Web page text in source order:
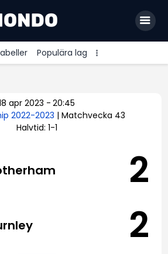
Populära lag
apr 2023 - 20:45
2022-2023 | Matchvecka 43
Halvtid: 1-1
2
2